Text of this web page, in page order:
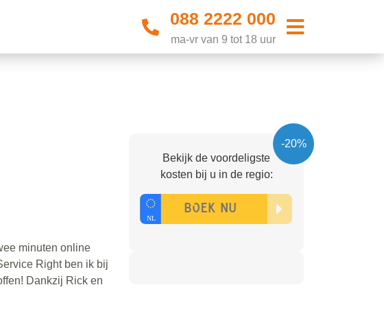
088 2222 000
ma-vr van 9 tot 18 uur
minuten online
Right ben ik bij
Dankzij Rick en
-20%
Bekijk de voordeligste
kosten bij u in de regio: